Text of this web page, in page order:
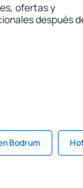
ofertas y
después
Bodrum